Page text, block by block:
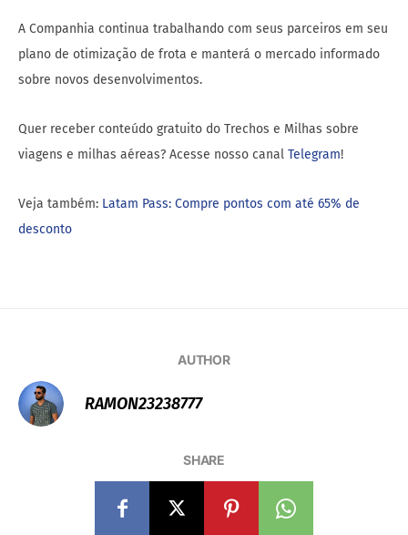
A Companhia continua trabalhando com seus parceiros em seu
plano de otimização de frota e manterá o mercado informado
sobre novos desenvolvimentos.
Quer receber conteúdo gratuito do Trechos e Milhas sobre
viagens e milhas aéreas? Acesse nosso canal Telegram!
Veja também: Latam Pass: Compre pontos com até 65% de
desconto
AUTHOR
RAMON23238777
SHARE